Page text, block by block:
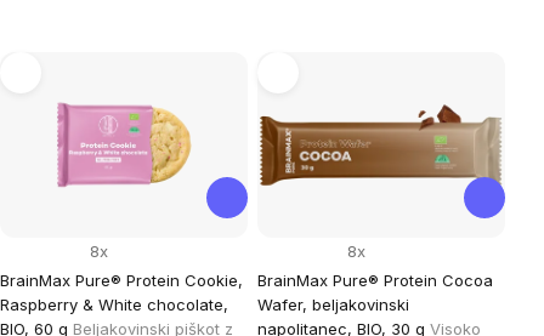
products
BrainMax Pure® Protein Cookie,
Raspberry & White chocolate,
BIO, 60 g Beljakovinski piškot z
8x
BrainMax Pure® Protein Cocoa
Wafer, beljakovinski
napolitanec, BIO, 30 g Visoko
8x